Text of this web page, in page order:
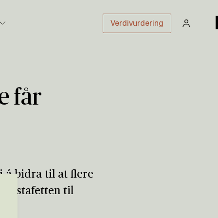
Verdivurdering
får
å bidra til at flere
til